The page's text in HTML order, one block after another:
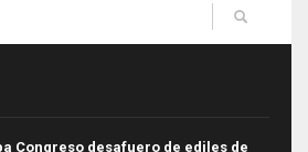
Congreso desafuero de ediles de